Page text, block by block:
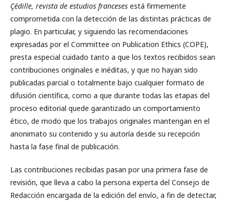
Çédille, revista de estudios franceses está firmemente
comprometida con la detección de las distintas prácticas de
plagio. En particular, y siguiendo las recomendaciones
expresadas por el Committee on Publication Ethics (COPE),
presta especial cuidado tanto a que los textos recibidos sean
contribuciones originales e inéditas, y que no hayan sido
publicadas parcial o totalmente bajo cualquier formato de
difusión científica, como a que durante todas las etapas del
proceso editorial quede garantizado un comportamiento
ético, de modo que los trabajos originales mantengan en el
anonimato su contenido y su autoría desde su recepción
hasta la fase final de publicación.
Las contribuciones recibidas pasan por una primera fase de
revisión, que lleva a cabo la persona experta del Consejo de
Redacción encargada de la edición del envío, a fin de detectar,